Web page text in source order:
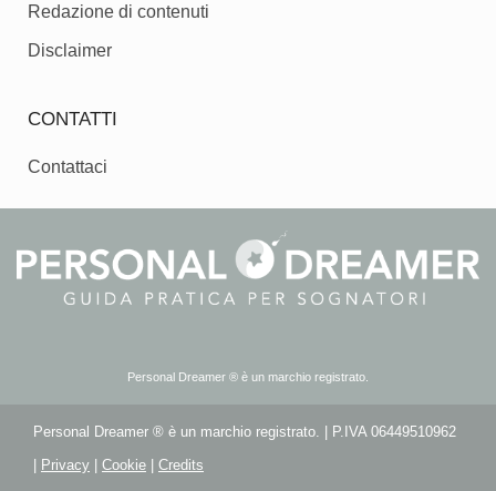
Redazione di contenuti
Disclaimer
CONTATTI
Contattaci
Personal Dreamer ® è un marchio registrato.
Personal Dreamer ® è un marchio registrato. | P.IVA 06449510962
| Privacy | Cookie | Credits